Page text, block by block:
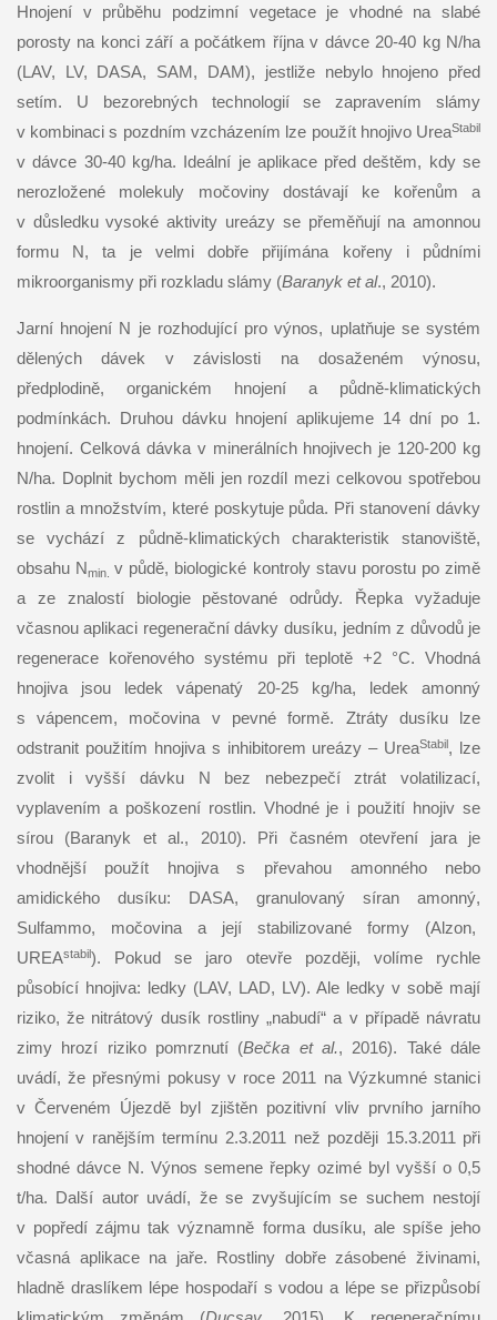
Hnojení v průběhu podzimní vegetace je vhodné na slabé
porosty na konci září a počátkem října v dávce 20-40 kg N/ha
(LAV, LV, DASA, SAM, DAM), jestliže nebylo hnojeno před
setím. U bezorebných technologií se zapravením slámy
v kombinaci s pozdním vzcházením lze použít hnojivo UreaStabil
v dávce 30-40 kg/ha. Ideální je aplikace před deštěm, kdy se
nerozložené molekuly močoviny dostávají ke kořenům a
v důsledku vysoké aktivity ureázy se přeměňují na amonnou
formu N, ta je velmi dobře přijímána kořeny i půdními
mikroorganismy při rozkladu slámy (Baranyk et al., 2010).
Jarní hnojení N je rozhodující pro výnos, uplatňuje se systém
dělených dávek v závislosti na dosaženém výnosu,
předplodině, organickém hnojení a půdně-klimatických
podmínkách. Druhou dávku hnojení aplikujeme 14 dní po 1.
hnojení. Celková dávka v minerálních hnojivech je 120-200 kg
N/ha. Doplnit bychom měli jen rozdíl mezi celkovou spotřebou
rostlin a množstvím, které poskytuje půda. Při stanovení dávky
se vychází z půdně-klimatických charakteristik stanoviště,
obsahu Nmin. v půdě, biologické kontroly stavu porostu po zimě
a ze znalostí biologie pěstované odrůdy. Řepka vyžaduje
včasnou aplikaci regenerační dávky dusíku, jedním z důvodů je
regenerace kořenového systému při teplotě +2 °C. Vhodná
hnojiva jsou ledek vápenatý 20-25 kg/ha, ledek amonný
s vápencem, močovina v pevné formě. Ztráty dusíku lze
odstranit použitím hnojiva s inhibitorem ureázy – UreaStabil, lze
zvolit i vyšší dávku N bez nebezpečí ztrát volatilizací,
vyplavením a poškození rostlin. Vhodné je i použití hnojiv se
sírou (Baranyk et al., 2010). Při časném otevření jara je
vhodnější použít hnojiva s převahou amonného nebo
amidického dusíku: DASA, granulovaný síran amonný,
Sulfammo, močovina a její stabilizované formy (Alzon,
UREAstabil). Pokud se jaro otevře později, volíme rychle
působící hnojiva: ledky (LAV, LAD, LV). Ale ledky v sobě mají
riziko, že nitrátový dusík rostliny „nabudí“ a v případě návratu
zimy hrozí riziko pomrznutí (Bečka et al., 2016). Také dále
uvádí, že přesnými pokusy v roce 2011 na Výzkumné stanici
v Červeném Újezdě byl zjištěn pozitivní vliv prvního jarního
hnojení v ranějším termínu 2.3.2011 než později 15.3.2011 při
shodné dávce N. Výnos semene řepky ozimé byl vyšší o 0,5
t/ha. Další autor uvádí, že se zvyšujícím se suchem nestojí
v popředí zájmu tak významně forma dusíku, ale spíše jeho
včasná aplikace na jaře. Rostliny dobře zásobené živinami,
hladně draslíkem lépe hospodaří s vodou a lépe se přizpůsobí